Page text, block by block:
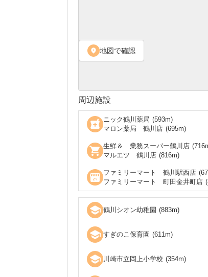
location_on 地図で確認
周辺施設
local_pharmacy ニック鶴川薬局 (593m)
マロン薬局 鶴川店 (695m)
shopping_cart 生鮮＆ 業務スーパー鶴川店 (716
マルエツ 鶴川店 (816m)
local_convenience_store ファミリーマート 鶴川駅西店 (
ファミリーマート 町田金井町店 (
school 鶴川シオン幼稚園 (883m)
school すぎのこ保育園 (611m)
school 川崎市立岡上小学校 (354m)